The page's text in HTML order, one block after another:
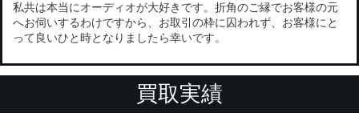
私共は本当にオーディオが大好きです。折角のご縁でお客様の元
へお伺いするわけですから、お取引の枠に囚われず、お客様にと
って良いひと時となりましたら幸いです。
買取実績